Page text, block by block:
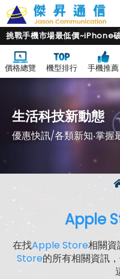
挑戰手機市場最低價~iPhone
價格總覽 機型排行 手機推薦
生活科技新動態
優惠快訊/各類新知‧掌握
Apple
在找Apple Store相關資
Store的所有相關資訊